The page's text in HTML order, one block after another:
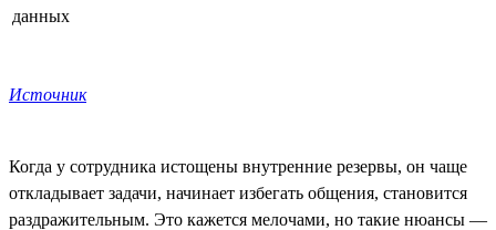
данных
Источник
Когда у сотрудника истощены внутренние резервы, он чаще
откладывает задачи, начинает избегать общения, становится
раздражительным. Это кажется мелочами, но такие нюансы —